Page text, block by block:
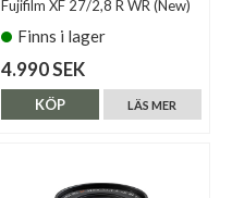
Fujifilm XF 27/2,8 R WR (New)
Finns i lager
4.990 SEK
LÄS MER
KÖP